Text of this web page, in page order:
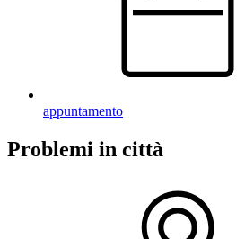
appuntamento
Problemi in città